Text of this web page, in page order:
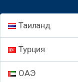
Таиланд
Турция
ОАЭ